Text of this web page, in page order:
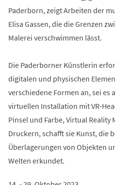
Paderborn, zeigt Arbeiten der
Elisa Gassen, die die Grenzen
Malerei verschwimmen lässt.
Die Paderborner Künstlerin
digitalen und physischen
verschiedene Formen an, sei es
virtuellen Installation mit VR-
Pinsel und Farbe, Virtual
Druckern, schafft sie Kunst, die
Überlagerungen von Objekten
Welten erkundet.